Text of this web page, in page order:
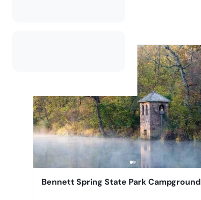
Bennett Spring State Park Campground